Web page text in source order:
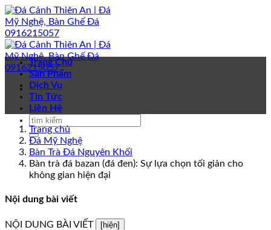
Bỏ
qua
nội
dung
Trang Chủ
Sản Phẩm
Dịch Vụ
Tin Tức
Liên Hệ
Trang chủ
Đá Mỹ Nghệ
Bàn Trà Đá Nguyên Khối
Bàn trà đá bazan (đá đen): Sự lựa chọn tối giản cho
không gian hiện đại
Nội dung bài viết
NỘI DUNG BÀI VIẾT [hiện]